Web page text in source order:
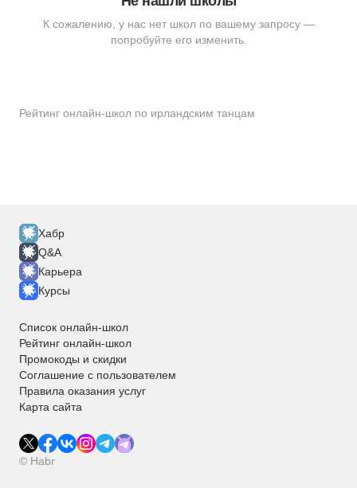
Рейтинг онлайн-школ по ирландским танцам
К сожалению, у нас нет школ по вашему запросу —
попробуйте его изменить.
Хабр
Q&A
Карьера
Курсы
Список онлайн-школ
Рейтинг онлайн-школ
Промокоды и скидки
Соглашение с пользователем
Правила оказания услуг
Карта сайта
© Habr